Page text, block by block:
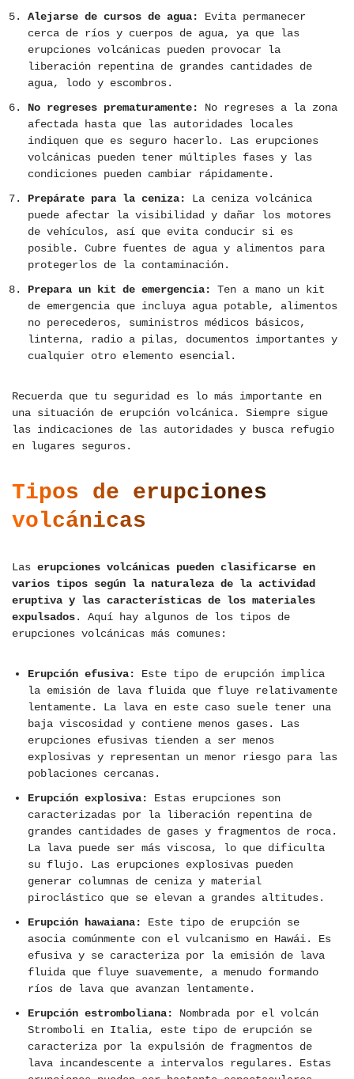
Alejarse de cursos de agua:
Evita permanecer
cerca de ríos y cuerpos de agua, ya que las
erupciones volcánicas pueden provocar la
liberación repentina de grandes cantidades de
agua, lodo y escombros.
No regreses prematuramente:
No regreses a la zona
afectada hasta que las autoridades locales
indiquen que es seguro hacerlo. Las erupciones
volcánicas pueden tener múltiples fases y las
condiciones pueden cambiar rápidamente.
Prepárate para la ceniza:
La ceniza volcánica
puede afectar la visibilidad y dañar los motores
de vehículos, así que evita conducir si es
posible. Cubre fuentes de agua y alimentos para
protegerlos de la contaminación.
Prepara un kit de emergencia:
Ten a mano un kit
de emergencia que incluya agua potable, alimentos
no perecederos, suministros médicos básicos,
linterna, radio a pilas, documentos importantes y
cualquier otro elemento esencial.
Recuerda que tu seguridad es lo más importante en
una situación de erupción volcánica. Siempre sigue
las indicaciones de las autoridades y busca refugio
en lugares seguros.
Tipos de erupciones
volcánicas
Las erupciones volcánicas pueden clasificarse en
varios tipos según la naturaleza de la actividad
eruptiva y las características de los materiales
expulsados. Aquí hay algunos de los tipos de
erupciones volcánicas más comunes:
Erupción efusiva:
Este tipo de erupción implica
la emisión de lava fluida que fluye relativamente
lentamente. La lava en este caso suele tener una
baja viscosidad y contiene menos gases. Las
erupciones efusivas tienden a ser menos
explosivas y representan un menor riesgo para las
poblaciones cercanas.
Erupción explosiva:
Estas erupciones son
caracterizadas por la liberación repentina de
grandes cantidades de gases y fragmentos de roca.
La lava puede ser más viscosa, lo que dificulta
su flujo. Las erupciones explosivas pueden
generar columnas de ceniza y material
piroclástico que se elevan a grandes altitudes.
Erupción hawaiana:
Este tipo de erupción se
asocia comúnmente con el vulcanismo en Hawái. Es
efusiva y se caracteriza por la emisión de lava
fluida que fluye suavemente, a menudo formando
ríos de lava que avanzan lentamente.
Erupción estromboliana:
Nombrada por el volcán
Stromboli en Italia, este tipo de erupción se
caracteriza por la expulsión de fragmentos de
lava incandescente a intervalos regulares. Estas